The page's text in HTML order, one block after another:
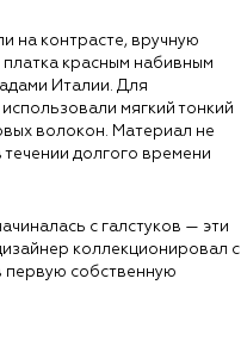
на контрасте, вручную
красным набивным
Италии. Для
мягкий тонкий
волокон. Материал не
долгого времени
с галстуков — эти
коллекционировал с
первую собственную
в 1972 году на Pitti Uomo. С